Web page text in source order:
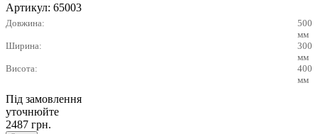
Артикул: 65003
Довжина:
500
мм
Ширина:
300
мм
Висота:
400
мм
Під замовлення
уточнюйте
2487 грн.